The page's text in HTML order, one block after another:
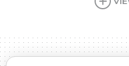
#シフォンめし
デザイナー
#プランナー